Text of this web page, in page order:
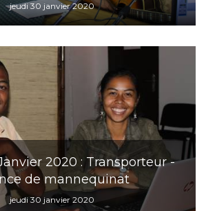
jeudi 30 janvier 2020
2020 : Transporteur -
de mannequinat
jeudi 30 janvier 2020